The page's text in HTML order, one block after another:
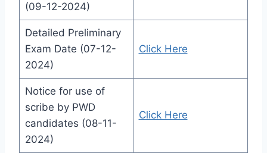
(09-12-2024)
Detailed Preliminary
Exam Date (07-12-
2024)
Click Here
Notice for use of
scribe by PWD
candidates (08-11-
2024)
Click Here